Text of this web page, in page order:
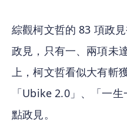
綜觀柯文哲的 83 項政
政見，只有一、兩項未
上，柯文哲看似大有斬
「Ubike 2.0」、「一
點政見。